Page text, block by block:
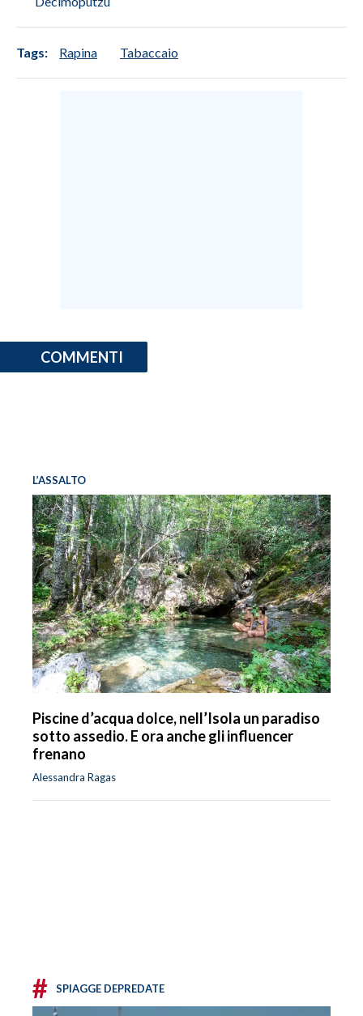
PUBBLICITÀ
Tags: Rapina Tabaccaio
COMMENTI
L’ASSALTO
Piscine d’acqua dolce, nell’Isola un paradiso
sotto assedio. E ora anche gli influencer
frenano
Alessandra Ragas
# SPIAGGE DEPREDATE